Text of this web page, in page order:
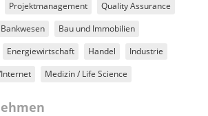
Projektmanagement Quality Assurance
Bankwesen Bau und Immobilien
Energiewirtschaft Handel Industrie
Medizin / Life Science